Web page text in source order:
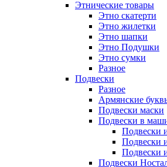
Этнические товары
Этно скатерти
Этно жилетки
Этно шапки
Этно Подушки
Этно сумки
Разное
Подвески
Разное
Армянские
Подвески маски
Подвески в
Подвески
Подвески
Подвески
Подвески